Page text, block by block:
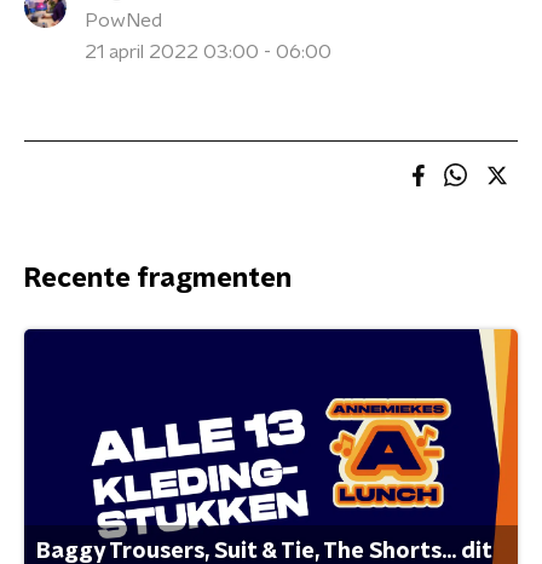
PowNed
21 april 2022 03:00 - 06:00
Recente fragmenten
Baggy Trousers, Suit & Tie, The Shorts... dit